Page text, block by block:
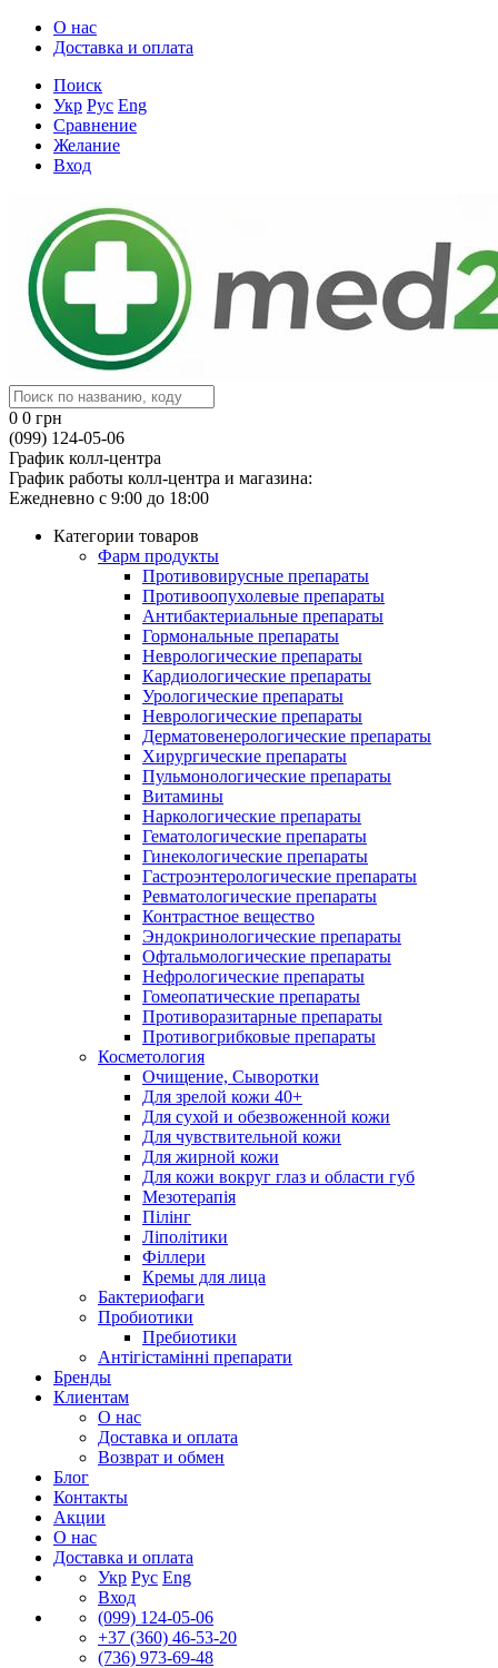
О нас
Доставка и оплата
Поиск
Укр Рус Eng
Сравнение
Желание
Вход
0 0 грн
(099) 124-05-06
График колл-центра
График работы колл-центра и магазина:
Ежедневно с 9:00 до 18:00
Категории товаров
Фарм продукты
Противовирусные препараты
Противоопухолевые препараты
Антибактериальные препараты
Гормональные препараты
Неврологические препараты
Кардиологические препараты
Урологические препараты
Неврологические препараты
Дерматовенерологические препараты
Хирургические препараты
Пульмонологические препараты
Витамины
Наркологические препараты
Гематологические препараты
Гинекологические препараты
Гастроэнтерологические препараты
Ревматологические препараты
Контрастное вещество
Эндокринологические препараты
Офтальмологические препараты
Нефрологические препараты
Гомеопатические препараты
Противоразитарные препараты
Противогрибковые препараты
Косметология
Очищение, Сыворотки
Для зрелой кожи 40+
Для сухой и обезвоженной кожи
Для чувствительной кожи
Для жирной кожи
Для кожи вокруг глаз и области губ
Мезотерапія
Пілінг
Ліполітики
Філлери
Кремы для лица
Бактериофаги
Пробиотики
Пребиотики
Антігістамінні препарати
Бренды
Клиентам
О нас
Доставка и оплата
Возврат и обмен
Блог
Контакты
Акции
О нас
Доставка и оплата
Укр Рус Eng
Вход
(099) 124-05-06
+37 (360) 46-53-20
(736) 973-69-48